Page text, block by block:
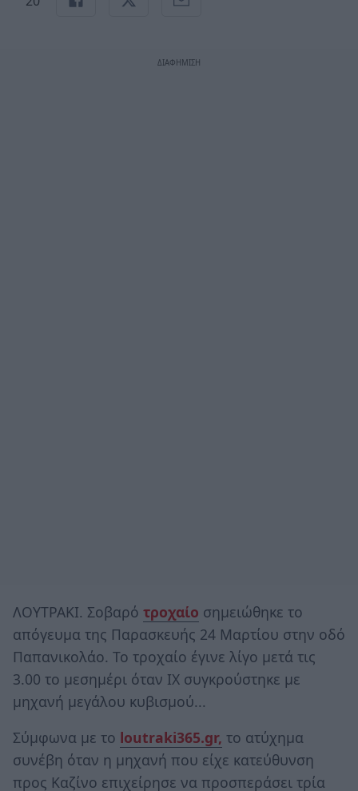
ΛΟΥΤΡΑΚΙ. Σοβαρό τροχαίο σημειώθηκε το
απόγευμα της Παρασκευής 24 Μαρτίου στην οδό
Παπανικολάο. Το τροχαίο έγινε λίγο μετά τις
3.00 το μεσημέρι όταν ΙΧ συγκρούστηκε με
μηχανή μεγάλου κυβισμού...
Σύμφωνα με το loutraki365.gr, το ατύχημα
συνέβη όταν η μηχανή που είχε κατεύθυνση
προς Καζίνο επιχείρησε να προσπεράσει τρία